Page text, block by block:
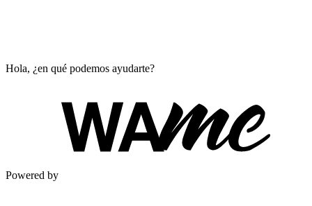
Hola, ¿en qué podemos ayudarte?
Powered by